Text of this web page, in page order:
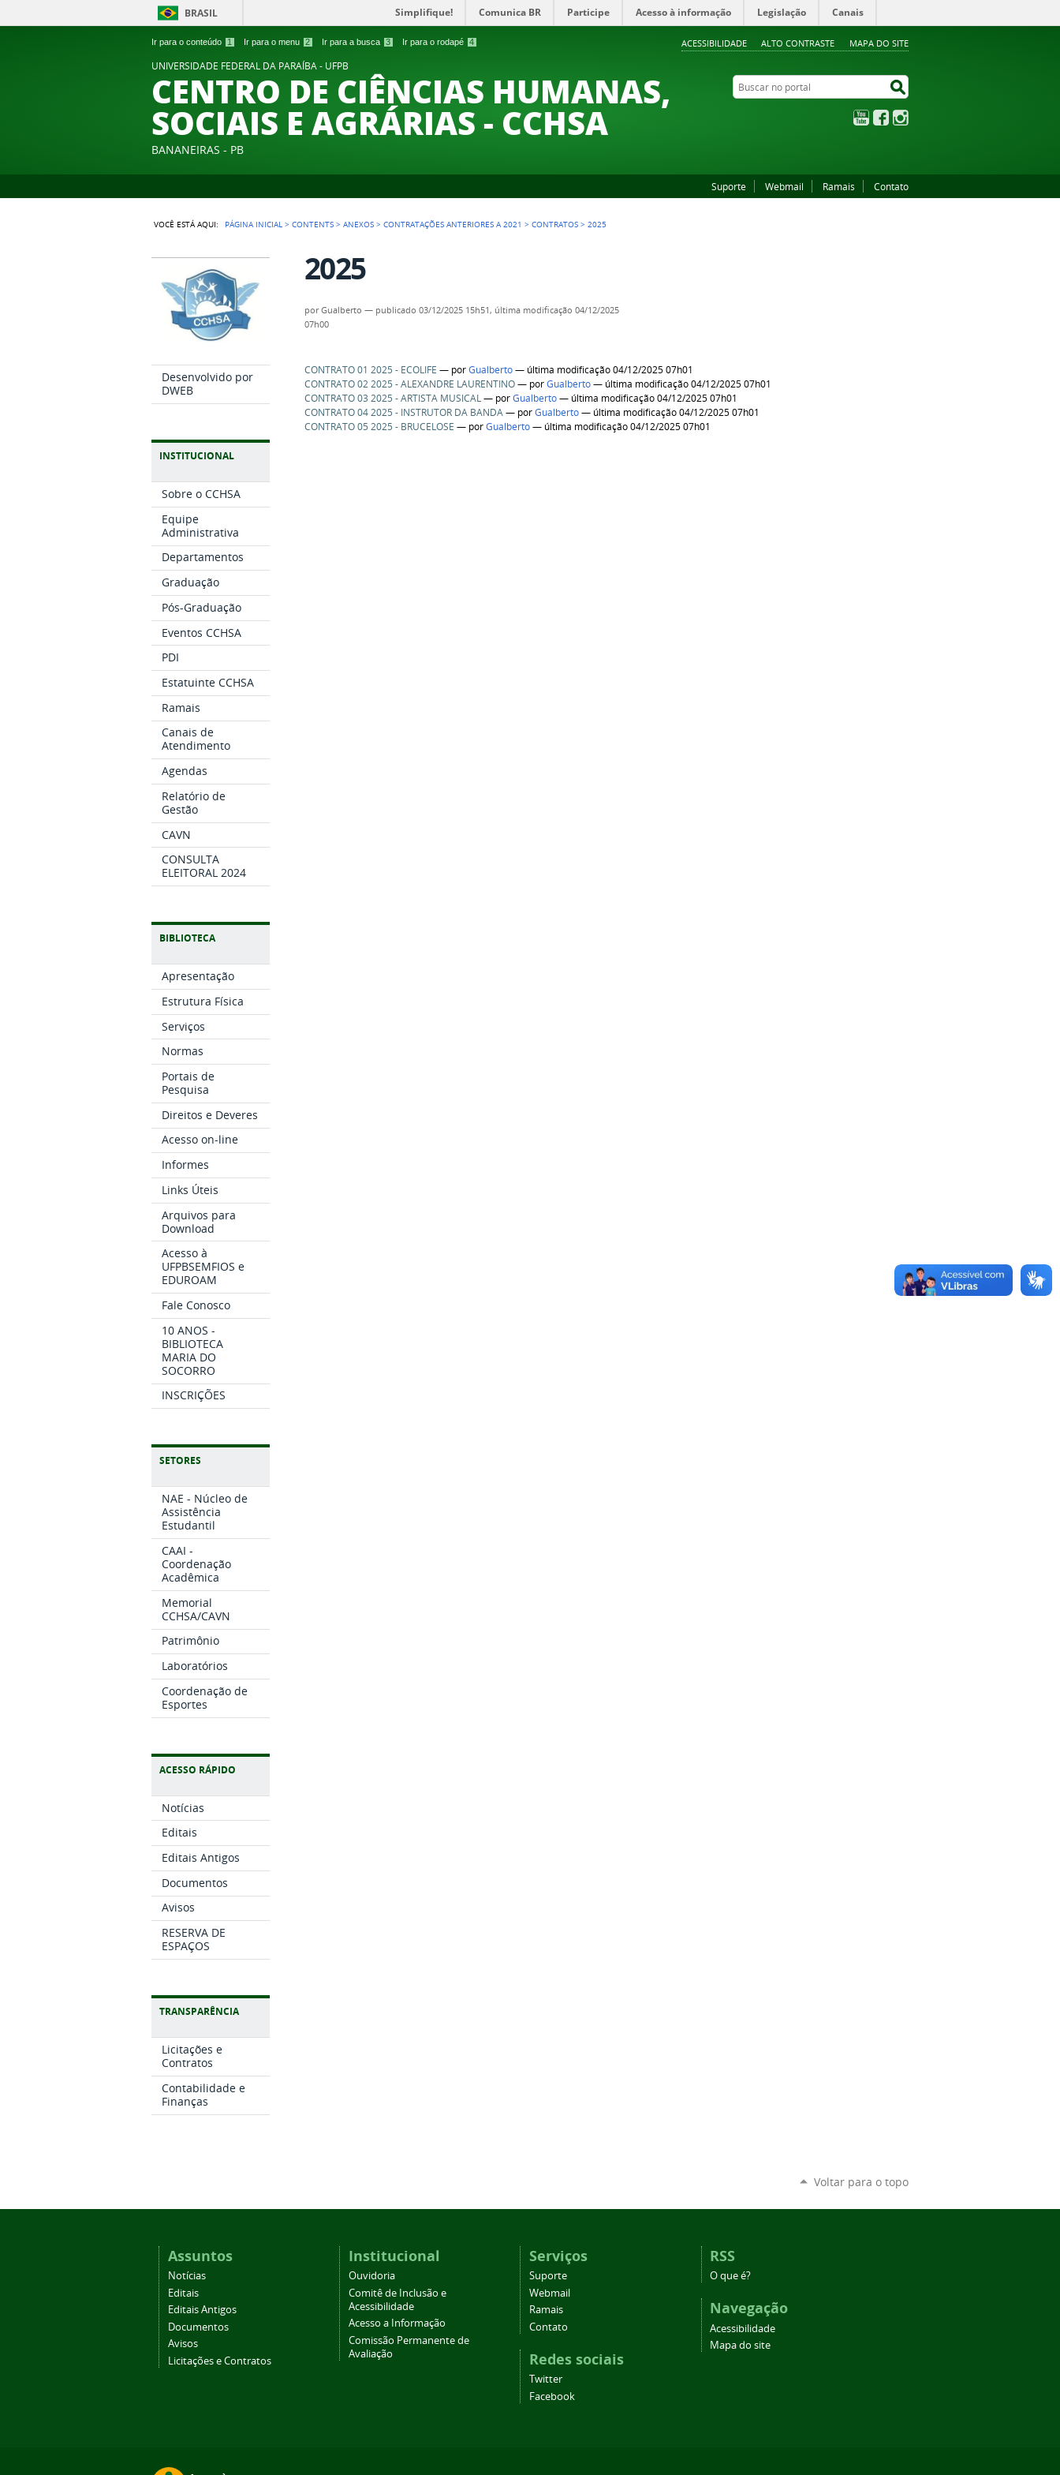
Ir para o conteúdo 1 Ir para o menu 2 Ir para a busca 3 Ir para o rodapé 4 ACESSIBILIDADE ALTO CONTRASTE MAPA DO SITE
BRASIL Simplifique! Comunica BR Participe Acesso à informação Legislação Canais
UNIVERSIDADE FEDERAL DA PARAÍBA - UFPB
CENTRO DE CIÊNCIAS HUMANAS,
SOCIAIS E AGRÁRIAS - CCHSA
BANANEIRAS - PB
Buscar no portal
YouTubeFacebook
Suporte Webmail Ramais Contato
VOCÊ ESTÁ AQUI: PÁGINA INICIAL >CONTENTS >ANEXOS >CONTRATAÇÕES ANTERIORES A 2021 >CONTRATOS >2025
Desenvolvido por
DWEB
INSTITUCIONAL
Sobre o CCHSA
Equipe
Administrativa
Departamentos
Graduação
Pós-Graduação
Eventos CCHSA
PDI
Estatuinte CCHSA
Ramais
Canais de
Atendimento
Agendas
Relatório de
Gestão
CAVN
CONSULTA
ELEITORAL 2024
BIBLIOTECA
Apresentação
Estrutura Física
Serviços
Normas
Portais de
Pesquisa
Direitos e Deveres
Acesso on-line
Informes
Links Úteis
Arquivos para
Download
Acesso à
UFPBSEMFIOS e
EDUROAM
Fale Conosco
10 ANOS -
BIBLIOTECA
MARIA DO
SOCORRO
INSCRIÇÕES
SETORES
NAE - Núcleo de
Assistência
Estudantil
CAAI -
Coordenação
Acadêmica
Memorial
CCHSA/CAVN
Patrimônio
Laboratórios
Coordenação de
Esportes
ACESSO RÁPIDO
Notícias
Editais
Editais Antigos
Documentos
Avisos
RESERVA DE
ESPAÇOS
TRANSPARÊNCIA
Licitações e
Contratos
Contabilidade e
Finanças
2025
porGualberto — publicado 03/12/2025 15h51, última modificação 04/12/2025
07h00
CONTRATO 01 2025 - ECOLIFE — porGualberto— última modificação 04/12/2025 07h01
CONTRATO 02 2025 - ALEXANDRE LAURENTINO— porGualberto— última modificação 04/12/2025 07h01
CONTRATO 03 2025 - ARTISTA MUSICAL— porGualberto— última modificação 04/12/2025 07h01
CONTRATO 04 2025 - INSTRUTOR DA BANDA— porGualberto— última modificação 04/12/2025 07h01
CONTRATO 05 2025 - BRUCELOSE — porGualberto— última modificação 04/12/2025 07h01
Voltar para o topo
Assuntos
Notícias
Editais
Editais Antigos
Documentos
Avisos
Licitações e Contratos
Institucional
Ouvidoria
Comitê de Inclusão e
Acessibilidade
Acesso a Informação
Comissão Permanente de
Avaliação
Serviços
Suporte
Webmail
Ramais
Contato
Redes sociais
Twitter
Facebook
RSS
O que é?
Navegação
Acessibilidade
Mapa do site